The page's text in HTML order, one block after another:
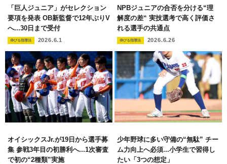
「巨人ジュニア」がセレクション
要項を発表 OB新監督で12年ぶりV
へ...30日まで受付
伸びる指導法 2026.6.1
NPBジュニアの合否を分ける“理
解度の差“ 実技選考で高く評価さ
れる選手の共通点
伸びる指導法 2026.6.26
オイシックスJr.が19日から選手募
集 参戦3年目の初勝利へ...1次審査
で初の“2種類”実施
少年野球に多い守備の“無駄” チー
ム力向上へ必須...小学生で習得し
たい「3つの想定」